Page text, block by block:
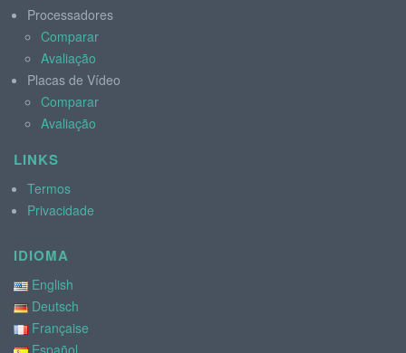
Processadores
Comparar
Avaliação
Placas de Vídeo
Comparar
Avaliação
LINKS
Termos
Privacidade
IDIOMA
English
Deutsch
Française
Español